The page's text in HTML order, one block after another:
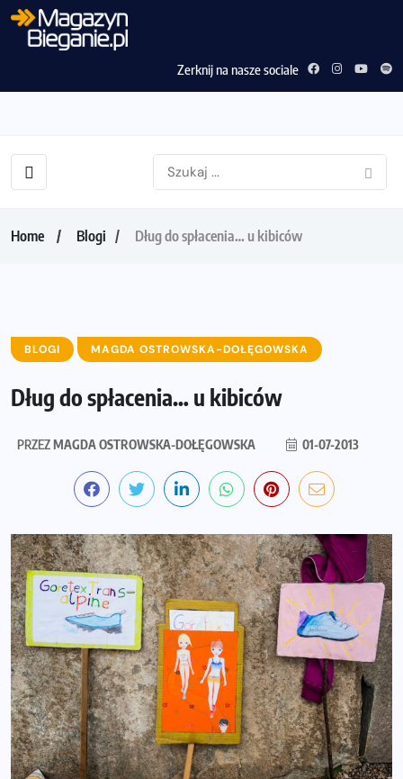
Zerknij na nasze sociale
Home Blogi Dług do spłacenia… u kibiców
BLOGI MAGDA OSTROWSKA-DOŁĘGOWSKA
Dług do spłacenia… u kibiców
PRZEZMAGDA OSTROWSKA-DOŁĘGOWSKA 01-07-2013